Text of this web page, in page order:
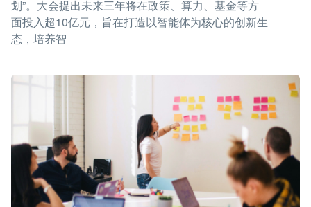
划”。大会提出未来三年将在政策、算力、基金等方
面投入超10亿元，旨在打造以智能体为核心的创新生
态，培养智